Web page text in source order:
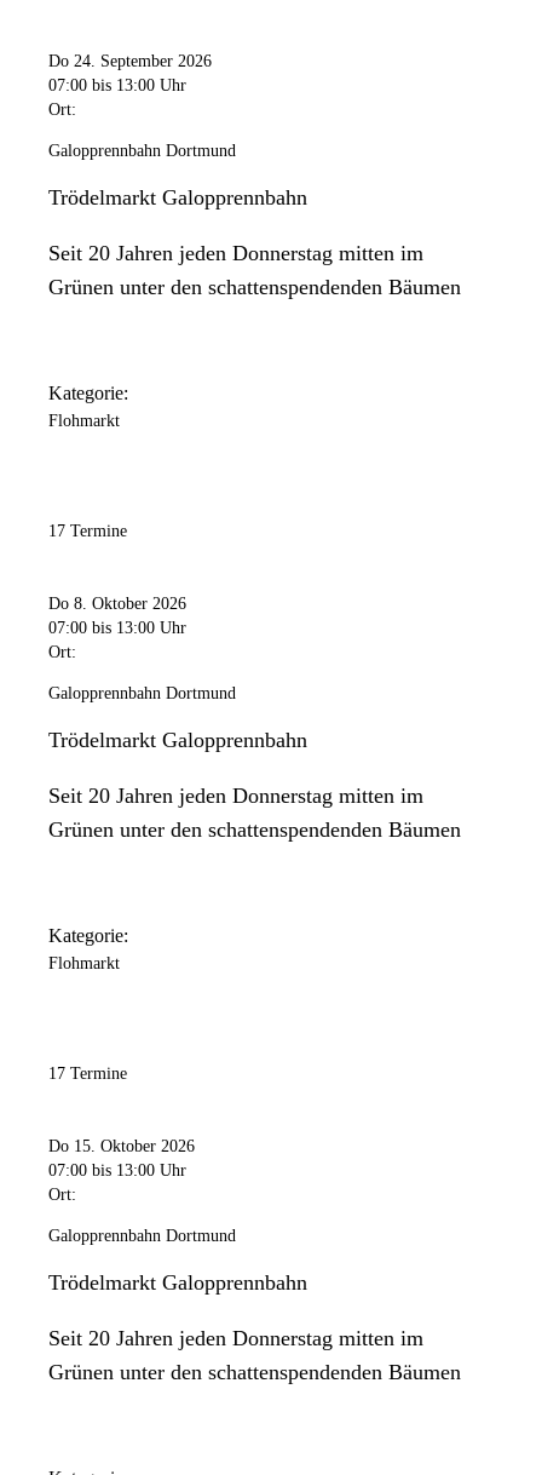
Do 24. September 2026
07:00 bis 13:00 Uhr
Ort:
Galopprennbahn Dortmund
Trödelmarkt Galopprennbahn
Seit 20 Jahren jeden Donnerstag mitten im
Grünen unter den schattenspendenden Bäumen
Kategorie:
Flohmarkt
17 Termine
Do 8. Oktober 2026
07:00 bis 13:00 Uhr
Ort:
Galopprennbahn Dortmund
Trödelmarkt Galopprennbahn
Seit 20 Jahren jeden Donnerstag mitten im
Grünen unter den schattenspendenden Bäumen
Kategorie:
Flohmarkt
17 Termine
Do 15. Oktober 2026
07:00 bis 13:00 Uhr
Ort:
Galopprennbahn Dortmund
Trödelmarkt Galopprennbahn
Seit 20 Jahren jeden Donnerstag mitten im
Grünen unter den schattenspendenden Bäumen